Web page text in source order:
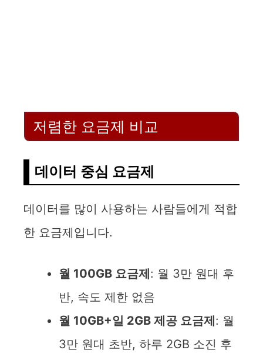
저렴한 요금제 비교
데이터 중심 요금제
데이터를 많이 사용하는 사람들에게 적합
한 요금제입니다.
월 100GB 요금제: 월 3만 원대 후
반, 속도 제한 없음
월 10GB+일 2GB 제공 요금제: 월
3만 원대 초반, 하루 2GB 소진 후